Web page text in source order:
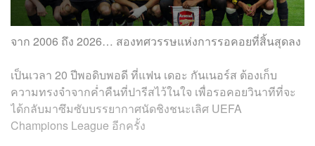
จาก 2006 ถึง 2026… สองทศวรรษแห่งการรอคอยที่สิ้นสุดลง
เป็นเวลา 20 ปีพอดิบพอดี ที่แฟน เดอะ กันเนอร์ส ต้องเก็บ
ความทรงจำจากค่ำคืนที่ปารีสไว้ในใจ เพื่อรอคอยวินาทีที่จะ
ได้กลับมาซึมซับบรรยากาศนัดชิงชนะเลิศ UEFA
Champions League อีกครั้ง